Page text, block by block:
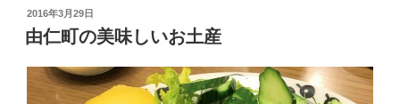
投
稿
日:
2016年3月29日
由仁町の美味しいお土産